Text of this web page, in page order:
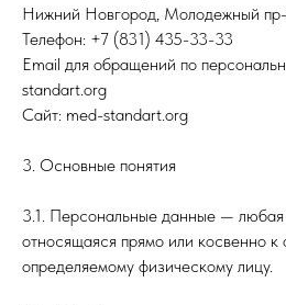
Нижний Новгород, Молодежный пр-
Телефон: +7 (831) 435-33-33
Email для обращений по
standart.org
Сайт: med-standart.org
3. Основные понятия
3.1. Персональные данные —
относящаяся прямо или косвенно к
определяемому физическому лицу.